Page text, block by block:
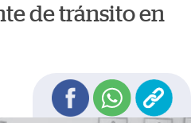
de tránsito en